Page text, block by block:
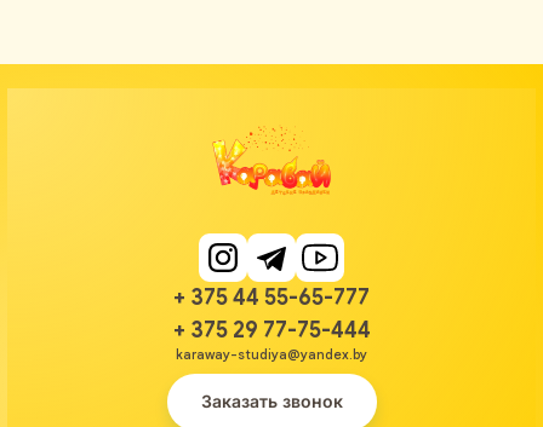
+ 375 44 55-65-777
+ 375 29 77-75-444
karaway-studiya@yandex.by
Заказать звонок